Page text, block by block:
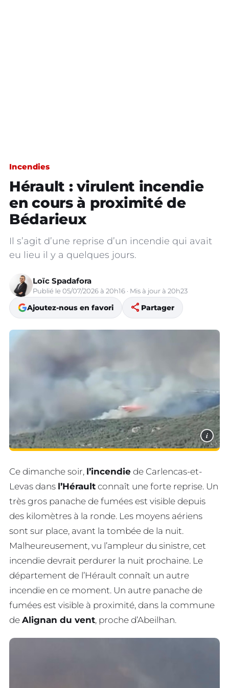
Incendies
Hérault : virulent incendie
en cours à proximité de
Bédarieux
Il s’agit d’une reprise d’un incendie qui avait
eu lieu il y a quelques jours.
Loïc Spadafora
Publié le 05/07/2026 à 20h16 · Mis à jour à 20h23
Ajoutez-nous en favori share Partager
i
Ce dimanche soir, l’incendie de Carlencas-et-
Levas dans l’Hérault connaît une forte reprise. Un
très gros panache de fumées est visible depuis
des kilomètres à la ronde. Les moyens aériens
sont sur place, avant la tombée de la nuit.
Malheureusement, vu l’ampleur du sinistre, cet
incendie devrait perdurer la nuit prochaine. Le
département de l’Hérault connaît un autre
incendie en ce moment. Un autre panache de
fumées est visible à proximité, dans la commune
de Alignan du vent, proche d’Abeilhan.